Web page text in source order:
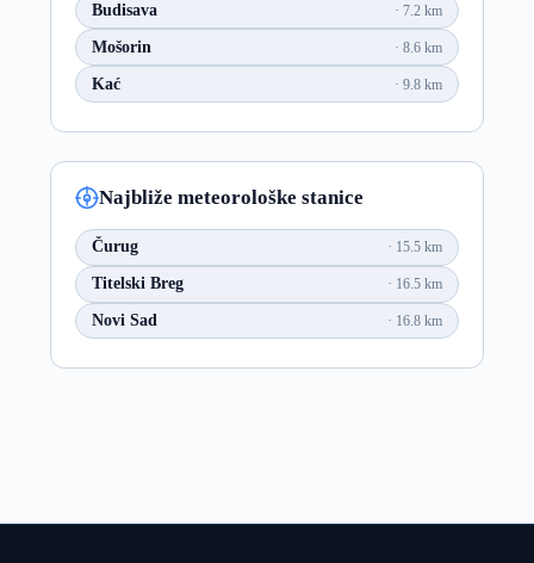
Budisava 7.2 km
Mošorin 8.6 km
Kać 9.8 km
Najbliže meteorološke stanice
Čurug 15.5 km
Titelski Breg 16.5 km
Novi Sad 16.8 km